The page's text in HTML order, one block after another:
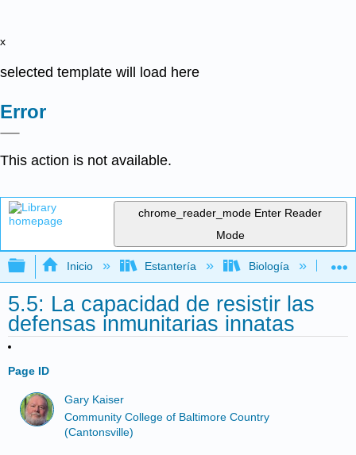
x
selected template will load here
Error
This action is not available.
chrome_reader_mode Enter Reader
Mode
Expandir/contraer jerarquía global
Inicio Estantería Biología
5.5: La capacidad de resistir las
defensas inmunitarias innatas
Page ID
Gary Kaiser
Community College of Baltimore Country
(Cantonsville)